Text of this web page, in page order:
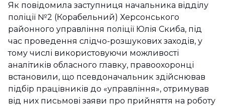
Як повідомила заступниця начальника відділу
поліції №2 (Корабельний) Херсонського
районного управління поліції Юлія Скиба, під
час проведення слідчо-розшукових заходів, у
тому числі використовуючи можливості
аналітиків обласного главку, правоохоронці
встановили, що псевдоначальник здійснював
підбір працівників до «управління», отримував
від них письмові заяви про прийняття на роботу